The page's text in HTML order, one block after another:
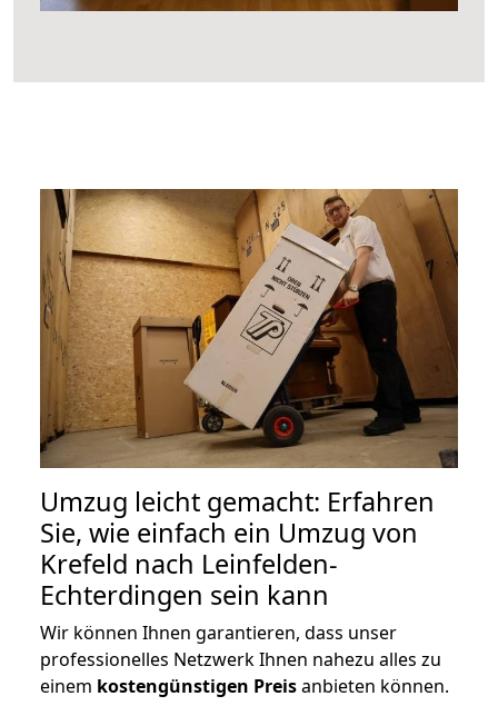
Umzug leicht gemacht: Erfahren
Sie, wie einfach ein Umzug von
Krefeld nach Leinfelden-
Echterdingen sein kann
Wir können Ihnen garantieren, dass unser
professionelles Netzwerk Ihnen nahezu alles zu
einem kostengünstigen Preisanbieten können.